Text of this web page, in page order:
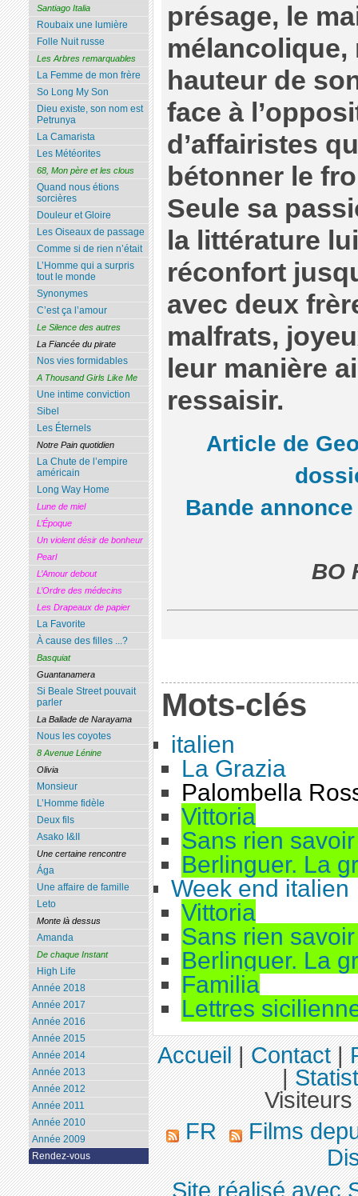
présage, le
mélancolique,
hauteur de
face à
d’affairistes
bétonner le
Seule sa
la littérature
réconfort
avec deux
malfrats,
leur manière
ressaisir.
Article de
Bande annonce
BO
Mots-clés
italien
La Grazia
Palombella
Vittoria
Sans rien savoir
Berlinguer. La
Week end italien
Vittoria
Sans rien savoir
Berlinguer. La
Familia
Lettres
Santiago Italia
Roubaix une lumière
Folle Nuit russe
Les Arbres remarquables
La Femme de mon frère
So Long My Son
Dieu existe, son nom est
Petrunya
La Camarista
Les Météorites
68, Mon père et les clous
Quand nous étions
sorcières
Douleur et Gloire
Les Oiseaux de passage
Comme si de rien n’était
L’Homme qui a surpris
tout le monde
Synonymes
C’est ça l’amour
Le Silence des autres
La Fiancée du pirate
Nos vies formidables
A Thousand Girls Like Me
Une intime conviction
Sibel
Les Éternels
Notre Pain quotidien
La Chute de l’empire
américain
Long Way Home
Lune de miel
L’Époque
Un violent désir de bonheur
Pearl
L’Amour debout
L’Ordre des médecins
Les Drapeaux de papier
La Favorite
À cause des filles ...?
Basquiat
Guantanamera
Si Beale Street pouvait
parler
La Ballade de Narayama
Nous les coyotes
8 Avenue Lénine
Olivia
Monsieur
L’Homme fidèle
Deux fils
Asako I&II
Une certaine rencontre
Ága
Une affaire de famille
Leto
Monte là dessus
Amanda
De chaque Instant
High Life
Année 2018
Année 2017
Année 2016
Année 2015
Année 2014
Année 2013
Année 2012
Année 2011
Année 2010
Année 2009
Rendez-vous
Accueil|Contact|
|
FR
Films
Site réalisé avec